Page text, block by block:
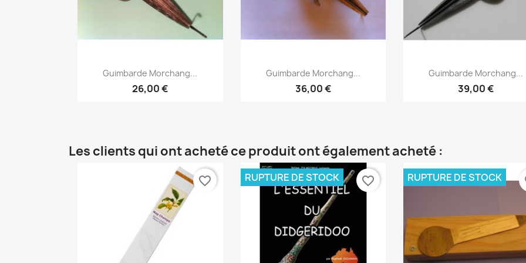
Aperçu rapide
Guimbarde Morchang...
26,00 €
Aperçu rapide
Guimbarde Morchang...
36,00 €
Aperçu rapide
Guimbarde Morchang...
39,00 €
Les clients qui ont acheté ce produit ont également acheté :
favorite_border RUPTURE DE STOCK favorite_border RUPTURE DE STOCK